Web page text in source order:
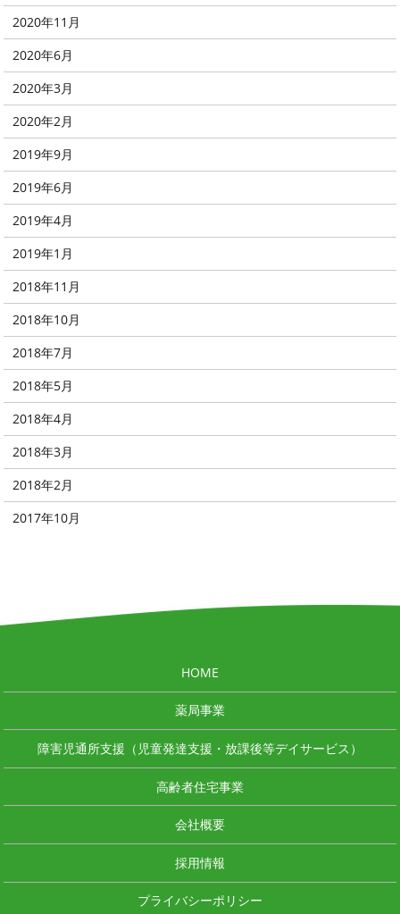
2020年11月
2020年6月
2020年3月
2020年2月
2019年9月
2019年6月
2019年4月
2019年1月
2018年11月
2018年10月
2018年7月
2018年5月
2018年4月
2018年3月
2018年2月
2017年10月
HOME
薬局事業
障害児通所支援（児童発達支援・放課後等デイサービス）
高齢者住宅事業
会社概要
採用情報
プライバシーポリシー